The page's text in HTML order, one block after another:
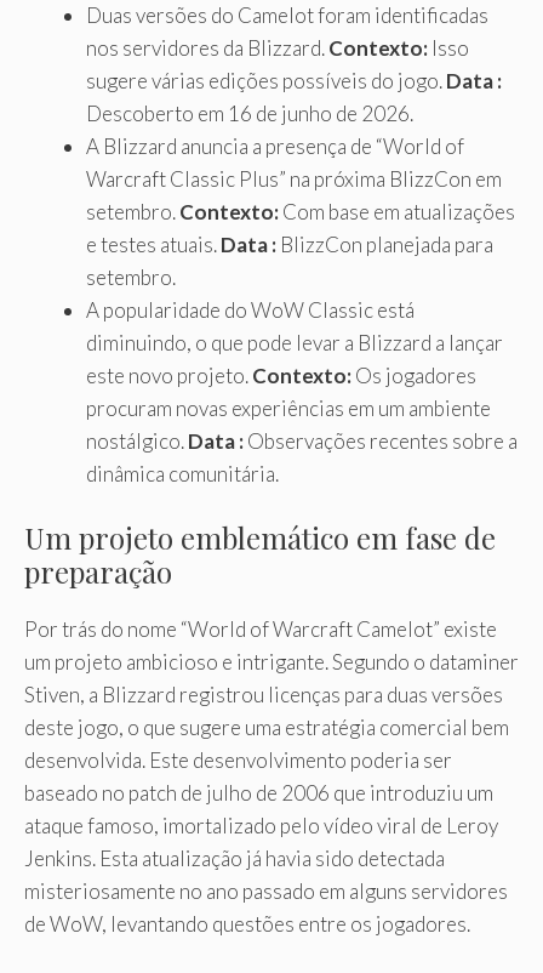
Duas versões do Camelot foram identificadas
nos servidores da Blizzard.Contexto: Isso
sugere várias edições possíveis do jogo.Data :
Descoberto em 16 de junho de 2026.
A Blizzard anuncia a presença de “World of
Warcraft Classic Plus” na próxima BlizzCon em
setembro.Contexto:Com base em atualizações
e testes atuais.Data : BlizzCon planejada para
setembro.
A popularidade do WoW Classic está
diminuindo, o que pode levar a Blizzard a lançar
este novo projeto.Contexto:Os jogadores
procuram novas experiências em um ambiente
nostálgico.Data :Observações recentes sobre a
dinâmica comunitária.
Um projeto emblemático em fase de
preparação
Por trás do nome “World of Warcraft Camelot” existe
um projeto ambicioso e intrigante. Segundo o dataminer
Stiven, a Blizzard registrou licenças para duas versões
deste jogo, o que sugere uma estratégia comercial bem
desenvolvida. Este desenvolvimento poderia ser
baseado no patch de julho de 2006 que introduziu um
ataque famoso, imortalizado pelo vídeo viral de Leroy
Jenkins. Esta atualização já havia sido detectada
misteriosamente no ano passado em alguns servidores
de WoW, levantando questões entre os jogadores.